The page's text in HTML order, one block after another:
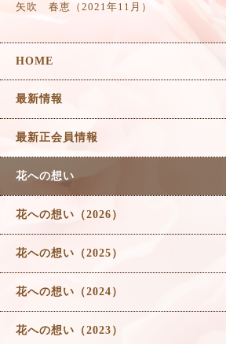
矢吹 春恵（2021年11月）
HOME
最新情報
最新正会員情報
花への想い
花への想い（2026）
花への想い（2025）
花への想い（2024）
花への想い（2023）